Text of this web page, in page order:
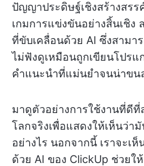
ปัญญาประดิษฐ์เชิงสร้างสรร
เกมการแข่งขันอย่างสิ้นเชิง
ที่ขับเคลื่อนด้วย AI ซึ่งสามา
ไม่ฟังดูเหมือนถูกเขียนโปรแ
คำแนะนำที่แม่นยำจนน่าขน
มาดูตัวอย่างการใช้งานที่ดี
โลกจริงเพื่อแสดงให้เห็นว่า
อย่างไร นอกจากนี้ เราจะเ
ด้วย AI ของ ClickUp ช่วยใ